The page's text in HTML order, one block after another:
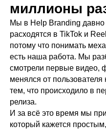
миллионы
Мы в Help Branding давно
расходятся в TikTok и
потому что понимать
есть наша работа. Мы
смотрели первые видео,
менялся от пользователя
тем, что происходило в
релиза.
И за всё это время мы
который кажется